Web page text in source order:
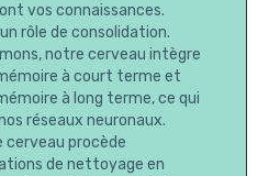
vos connaissances.
rôle de consolidation.
notre cerveau intègre
à court terme et
à long terme, ce qui
réseaux neuronaux.
cerveau procède
de nettoyage en